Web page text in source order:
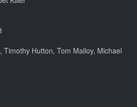
Timothy Hutton, Tom Malloy, Michael